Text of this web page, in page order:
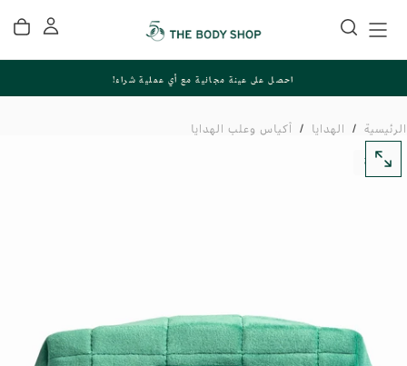
إلى
المحتوى
احصل على عينة مجانية مع أي عملية شراء!
الرئيسية / الهدايا / أكياس وعلب الهدايا
عودة
افتح